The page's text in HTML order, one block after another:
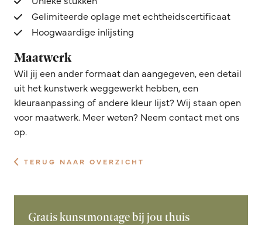
Gelimiteerde oplage met echtheidscertificaat
Hoogwaardige inlijsting
Maatwerk
Wil jij een ander formaat dan aangegeven, een detail
uit het kunstwerk weggewerkt hebben, een
kleuraanpassing of andere kleur lijst? Wij staan open
voor maatwerk. Meer weten? Neem contact met ons
op.
TERUG NAAR OVERZICHT
Gratis kunstmontage bij jou thuis